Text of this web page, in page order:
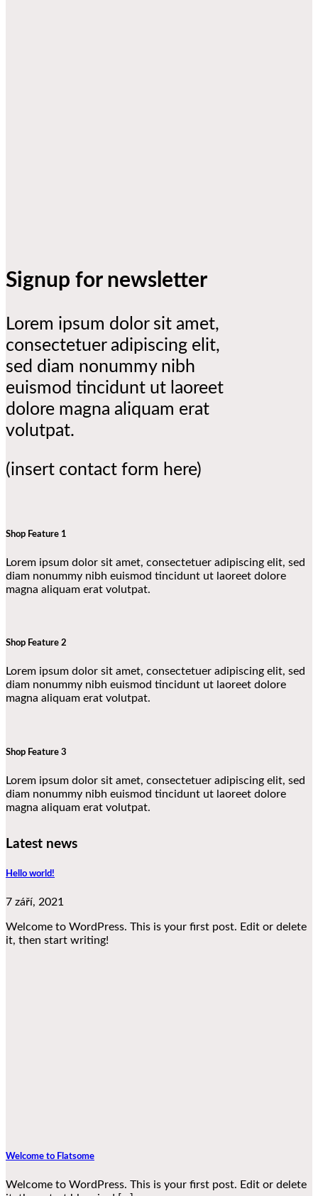
Signup for newsletter
Lorem ipsum dolor sit amet,
consectetuer adipiscing elit,
sed diam nonummy nibh
euismod tincidunt ut laoreet
dolore magna aliquam erat
volutpat.
(insert contact form here)
Shop Feature 1
Lorem ipsum dolor sit amet, consectetuer adipiscing elit, sed
diam nonummy nibh euismod tincidunt ut laoreet dolore
magna aliquam erat volutpat.
Shop Feature 2
Lorem ipsum dolor sit amet, consectetuer adipiscing elit, sed
diam nonummy nibh euismod tincidunt ut laoreet dolore
magna aliquam erat volutpat.
Shop Feature 3
Lorem ipsum dolor sit amet, consectetuer adipiscing elit, sed
diam nonummy nibh euismod tincidunt ut laoreet dolore
magna aliquam erat volutpat.
Latest news
Hello world!
7 září, 2021
Welcome to WordPress. This is your first post. Edit or delete
it, then start writing!
Welcome to Flatsome
Welcome to WordPress. This is your first post. Edit or delete